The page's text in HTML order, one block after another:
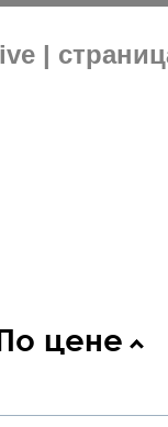
|
цене